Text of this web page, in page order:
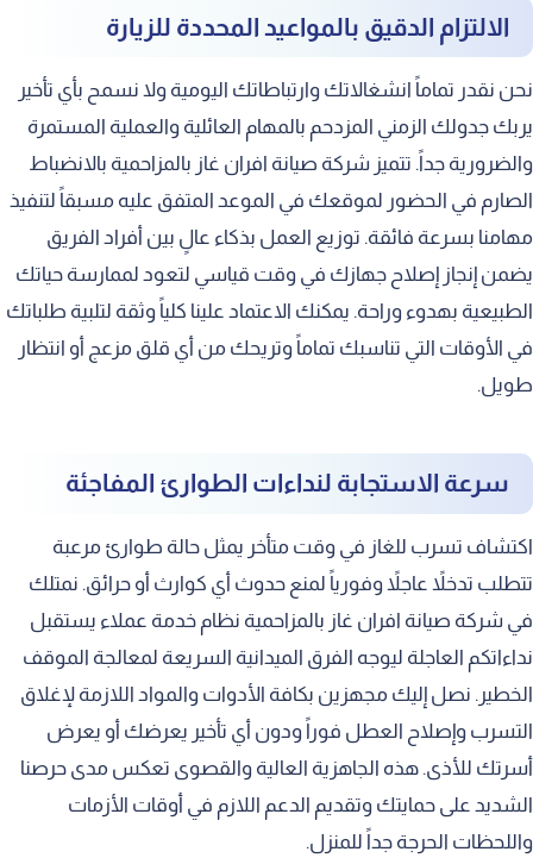
الالتزام الدقيق بالمواعيد المحددة للزيارة
نحن نقدر تماماً انشغالاتك وارتباطاتك اليومية ولا نسمح بأي تأخير
يربك جدولك الزمني المزدحم بالمهام العائلية والعملية المستمرة
والضرورية جداً. تتميز شركة صيانة افران غاز بالمزاحمية بالانضباط
الصارم في الحضور لموقعك في الموعد المتفق عليه مسبقاً لتنفيذ
مهامنا بسرعة فائقة. توزيع العمل بذكاء عالٍ بين أفراد الفريق
يضمن إنجاز إصلاح جهازك في وقت قياسي لتعود لممارسة حياتك
الطبيعية بهدوء وراحة. يمكنك الاعتماد علينا كلياً وثقة لتلبية طلباتك
في الأوقات التي تناسبك تماماً وتريحك من أي قلق مزعج أو انتظار
طويل.
سرعة الاستجابة لنداءات الطوارئ المفاجئة
اكتشاف تسرب للغاز في وقت متأخر يمثل حالة طوارئ مرعبة
تتطلب تدخلاً عاجلاً وفورياً لمنع حدوث أي كوارث أو حرائق. نمتلك
في شركة صيانة افران غاز بالمزاحمية نظام خدمة عملاء يستقبل
نداءاتكم العاجلة ليوجه الفرق الميدانية السريعة لمعالجة الموقف
الخطير. نصل إليك مجهزين بكافة الأدوات والمواد اللازمة لإغلاق
التسرب وإصلاح العطل فوراً ودون أي تأخير يعرضك أو يعرض
أسرتك للأذى. هذه الجاهزية العالية والقصوى تعكس مدى حرصنا
الشديد على حمايتك وتقديم الدعم اللازم في أوقات الأزمات
واللحظات الحرجة جداً للمنزل.